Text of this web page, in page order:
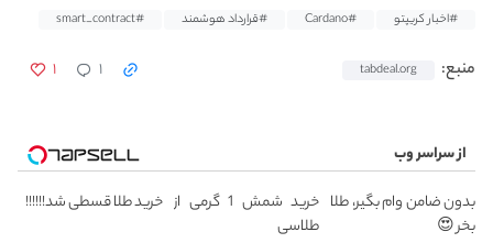
#اخبار کریپتو
#Cardano #قرارداد هوشمند #smart_contract
منبع: tabdeal.org ۱ ۱
از سراسر وب
بدون ضامن وام بگیر، طلا
بخر 😍
خرید شمش 1 گرمی از
طلاسی
خرید طلا قسطی شد!!!!!!